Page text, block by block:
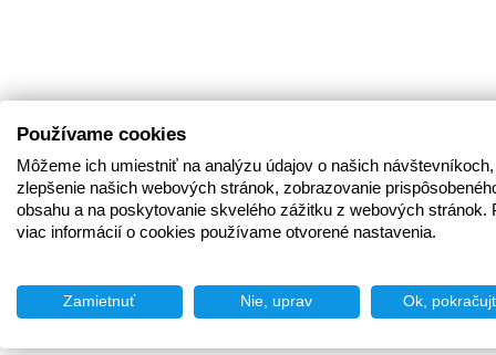
Používame cookies
Môžeme ich umiestniť na analýzu údajov o našich
zlepšenie našich webových stránok, zobrazovanie
obsahu a na poskytovanie skvelého zážitku z webových stránok.
viac informácií o cookies používame otvorené nastavenia.
Zamietnuť Nie, uprav Ok,